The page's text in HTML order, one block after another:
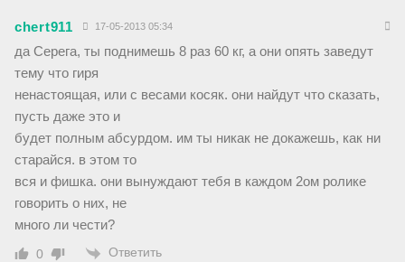
chert911 17-05-2013 05:34
да Серега, ты поднимешь 8 раз 60 кг, а они опять заведут
тему что гиря
ненастоящая, или с весами косяк. они найдут что сказать,
пусть даже это и
будет полным абсурдом. им ты никак не докажешь, как ни
старайся. в этом то
вся и фишка. они вынуждают тебя в каждом 2ом ролике
говорить о них, не
много ли чести?
0 Ответить